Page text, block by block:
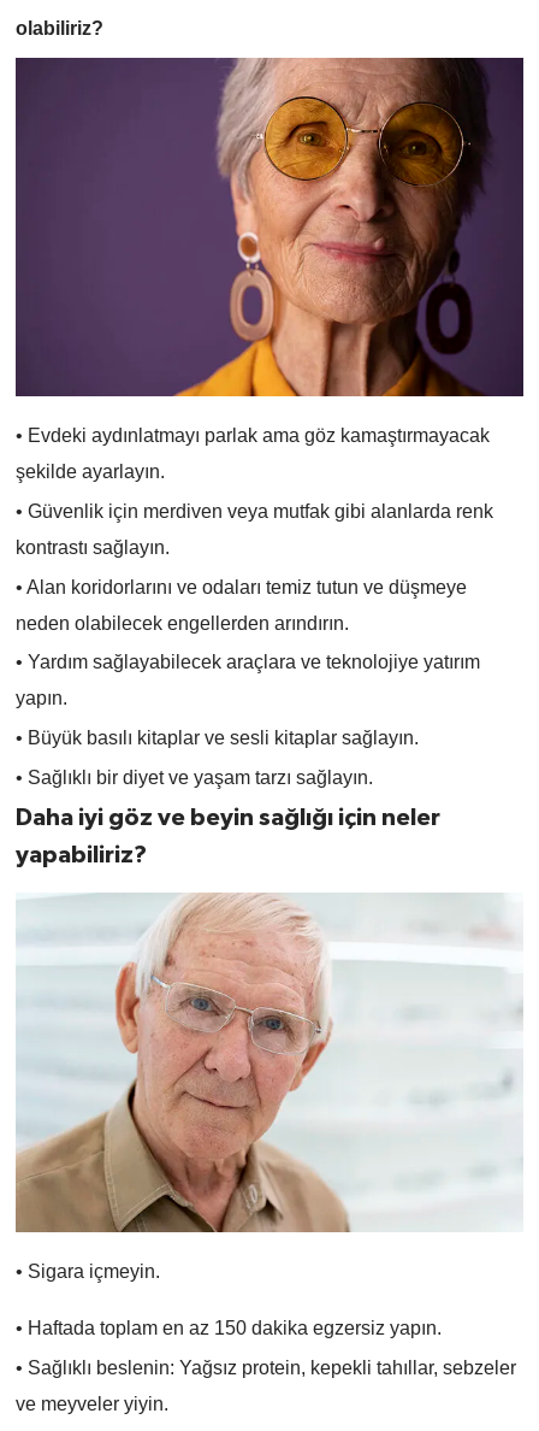
olabiliriz?
• Evdeki aydınlatmayı parlak ama göz kamaştırmayacak
şekilde ayarlayın.
• Güvenlik için merdiven veya mutfak gibi alanlarda renk
kontrastı sağlayın.
• Alan koridorlarını ve odaları temiz tutun ve düşmeye
neden olabilecek engellerden arındırın.
• Yardım sağlayabilecek araçlara ve teknolojiye yatırım
yapın.
• Büyük basılı kitaplar ve sesli kitaplar sağlayın.
• Sağlıklı bir diyet ve yaşam tarzı sağlayın.
Daha iyi göz ve beyin sağlığı için neler
yapabiliriz?
• Sigara içmeyin.
• Haftada toplam en az 150 dakika egzersiz yapın.
• Sağlıklı beslenin: Yağsız protein, kepekli tahıllar, sebzeler
ve meyveler yiyin.